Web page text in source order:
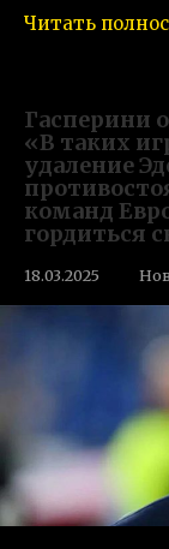
Читать
Гасперини
«В таких
удаление
команд
гордиться
18.03.2025